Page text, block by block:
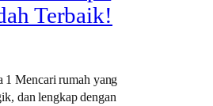
Terbaik!
1 Mencari rumah yang
dan lengkap dengan